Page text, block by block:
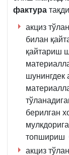
фактура
акциз
билан
қайтариш
шунингдек
берилган
топшириш
акциз